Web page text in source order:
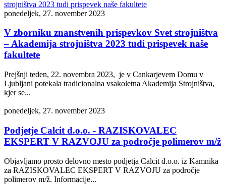
ponedeljek, 27. november 2023
V zborniku znanstvenih prispevkov Svet strojništva
– Akademija strojništva 2023 tudi prispevek naše
fakultete
Prejšnji teden, 22. novembra 2023, je v Cankarjevem Domu v
Ljubljani potekala tradicionalna vsakoletna Akademija Strojništva,
kjer se...
ponedeljek, 27. november 2023
Podjetje Calcit d.o.o. - RAZISKOVALEC
EKSPERT V RAZVOJU za področje polimerov m/ž
Objavljamo prosto delovno mesto podjetja Calcit d.o.o. iz Kamnika
za RAZISKOVALEC EKSPERT V RAZVOJU za področje
polimerov m/ž. Informacije...